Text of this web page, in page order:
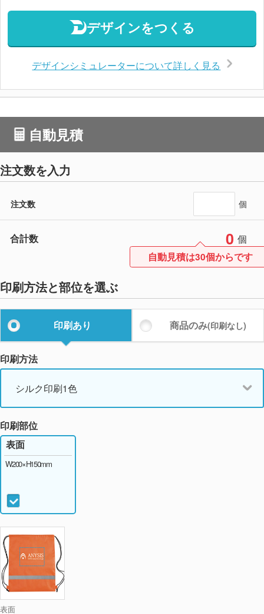
デザインをつくる
デザインシミュレーターについて詳しく見る
自動見積
注文数を入力
注文数 個
合計数 0 個
自動見積は30個からです
印刷方法と部位を選ぶ
印刷あり 商品のみ(印刷なし)
印刷方法
シルク印刷1色
印刷部位
表面
表面
W200×H150mm